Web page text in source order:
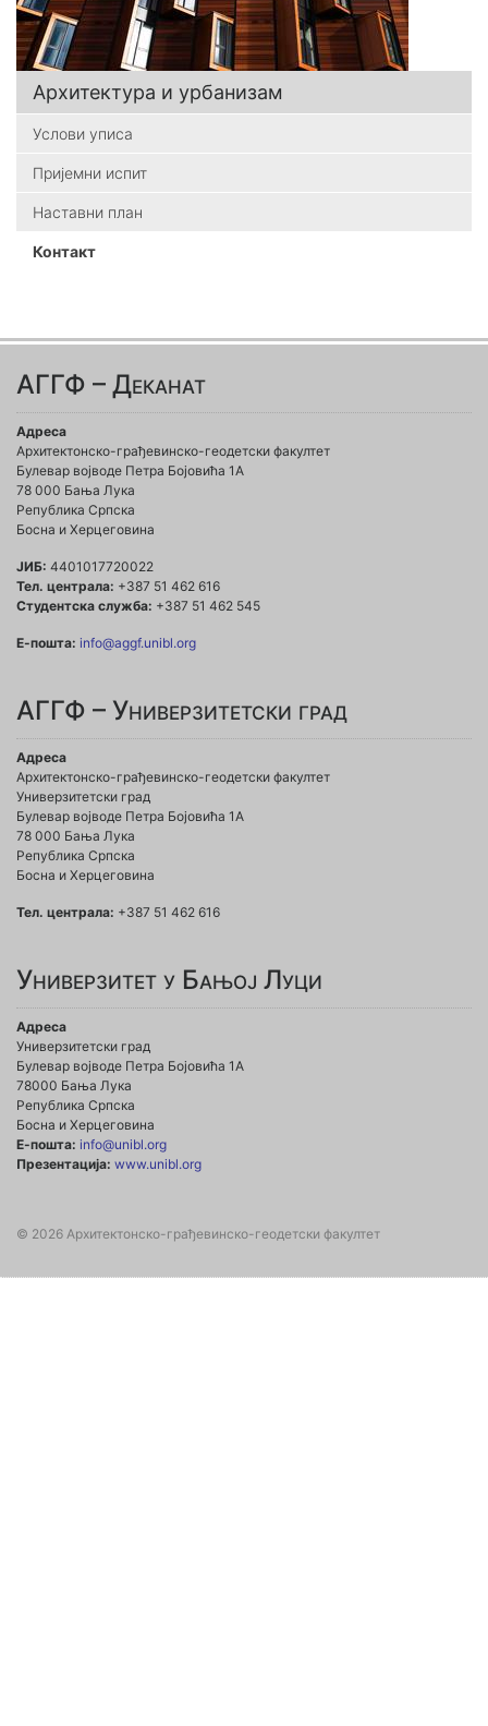
Архитектура и урбанизам
Услови уписа
Пријемни испит
Наставни план
Контакт
АГГФ – Деканат
Адреса
Архитектонско-грађевинско-геодетски факултет
Булевар војводе Петра Бојовића 1A
78 000 Бања Лука
Република Српска
Босна и Херцеговина
ЈИБ: 4401017720022
Тел. централа: +387 51 462 616
Студентска служба: +387 51 462 545
Е-пошта: info@aggf.unibl.org
АГГФ – Универзитетски град
Адреса
Архитектонско-грађевинско-геодетски факултет
Универзитетски град
Булевар војводе Петра Бојовића 1A
78 000 Бања Лука
Република Српска
Босна и Херцеговина
Тел. централа: +387 51 462 616
Универзитет у Бањој Луци
Адреса
Универзитетски град
Булевар војводе Петра Бојовића 1А
78000 Бања Лука
Република Српска
Босна и Херцеговина
Е-пошта: info@unibl.org
Презентација: www.unibl.org
© 2026 Архитектонско-грађевинско-геодетски факултет